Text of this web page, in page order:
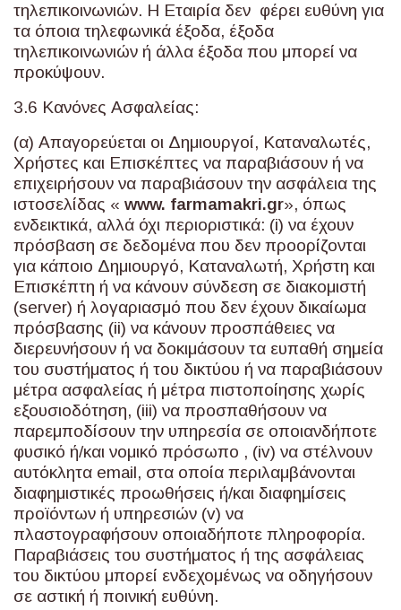
τηλεπικοινωνιών. Η Εταιρία δεν φέρει ευθύνη για
τα όποια τηλεφωνικά έξοδα, έξοδα
τηλεπικοινωνιών ή άλλα έξοδα που μπορεί να
προκύψουν.
3.6 Κανόνες Ασφαλείας:
(α) Απαγορεύεται οι Δημιουργοί, Καταναλωτές,
Χρήστες και Επισκέπτες να παραβιάσουν ή να
επιχειρήσουν να παραβιάσουν την ασφάλεια της
ιστοσελίδας « www. farmamakri.gr», όπως
ενδεικτικά, αλλά όχι περιοριστικά: (i) να έχουν
πρόσβαση σε δεδομένα που δεν προορίζονται
για κάποιο Δημιουργό, Καταναλωτή, Χρήστη και
Επισκέπτη ή να κάνουν σύνδεση σε διακομιστή
(server) ή λογαριασμό που δεν έχουν δικαίωμα
πρόσβασης (ii) να κάνουν προσπάθειες να
διερευνήσουν ή να δοκιμάσουν τα ευπαθή σημεία
του συστήματος ή του δικτύου ή να παραβιάσουν
μέτρα ασφαλείας ή μέτρα πιστοποίησης χωρίς
εξουσιοδότηση, (iii) να προσπαθήσουν να
παρεμποδίσουν την υπηρεσία σε οποιανδήποτε
φυσικό ή/και νομικό πρόσωπο , (iv) να στέλνουν
αυτόκλητα email, στα οποία περιλαμβάνονται
διαφημιστικές προωθήσεις ή/και διαφημίσεις
προϊόντων ή υπηρεσιών (v) να
πλαστογραφήσουν οποιαδήποτε πληροφορία.
Παραβιάσεις του συστήματος ή της ασφάλειας
του δικτύου μπορεί ενδεχομένως να οδηγήσουν
σε αστική ή ποινική ευθύνη.